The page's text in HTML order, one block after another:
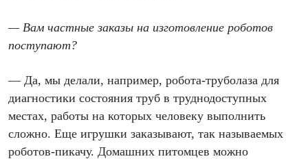
— Вам частные заказы на изготовление роботов
поступают?
— Да, мы делали, например, робота-труболаза для
диагностики состояния труб в труднодоступных
местах, работы на которых человеку выполнить
сложно. Еще игрушки заказывают, так называемых
роботов-пикачу. Домашних питомцев можно